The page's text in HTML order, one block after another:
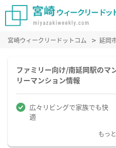
宮崎ウィークリードットコム 延岡
ファミリー向け/南延岡駅のマ
リーマンション情報
広々リビングで家族でも快
適
もっ